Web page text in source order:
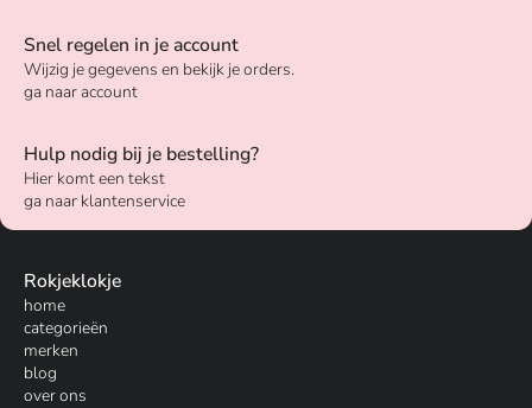
Snel regelen in je account
Wijzig je gegevens en bekijk je orders.
ga naar account
Hulp nodig bij je bestelling?
Hier komt een tekst
ga naar klantenservice
Rokjeklokje
home
categorieën
merken
blog
over ons